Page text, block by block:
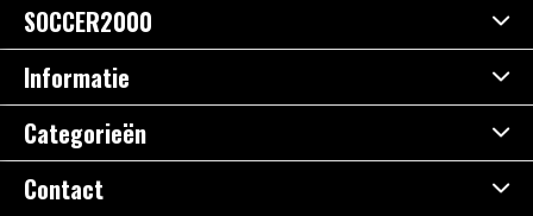
SOCCER2000
Informatie
Categorieën
Contact